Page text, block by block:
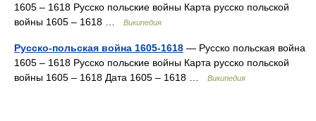
1605 – 1618 Русско польские войны Карта русско польской
войны 1605 – 1618 …
Википедия
Русско-польская война 1605-1618 — Русско польская война
1605 – 1618 Русско польские войны Карта русско польской
войны 1605 – 1618 Дата 1605 – 1618 …
Википедия